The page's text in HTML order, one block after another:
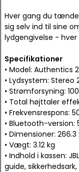
Hver gang du
sig selv ind til sine
lydgengivelse - hver
Specifikationer
• Model: Authentics
• Lydsystem: Stereo
• Strømforsyning:
• Total højttaler
• Frekvensrespons:
• Bluetooth-version:
• Dimensioner: 266.3
• Vægt: 3.12 kg
• Indhold i kassen:
guide,